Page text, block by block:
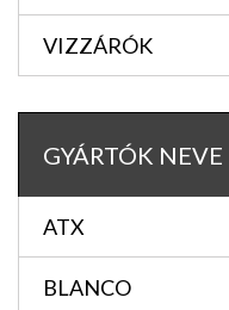
VIZZÁRÓK
GYÁRTÓK NEVE
ATX
BLANCO